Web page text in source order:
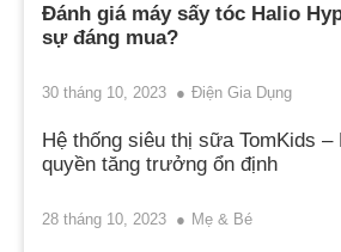
Đánh giá máy sấy tóc Halio
sự đáng mua?
30 tháng 10, 2023 Điện Gia Dụng
Hệ thống siêu thị sữa TomKids
quyền tăng trưởng ổn định
28 tháng 10, 2023 Mẹ & Bé